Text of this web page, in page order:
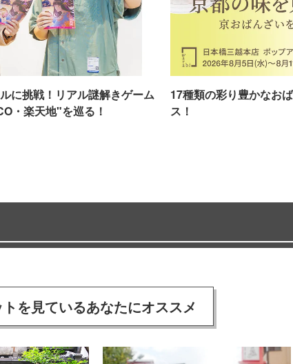
に挑戦！リアル謎解きゲーム
・楽天地"を巡る！
17種類の彩り豊かなお
ス！
を見ているあなたにオススメ